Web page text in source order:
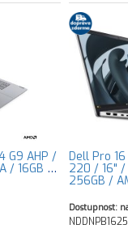
G9 AHP /
/ 16GB /
Dell Pro
220 / 16" /
256GB /
Dostupnost: